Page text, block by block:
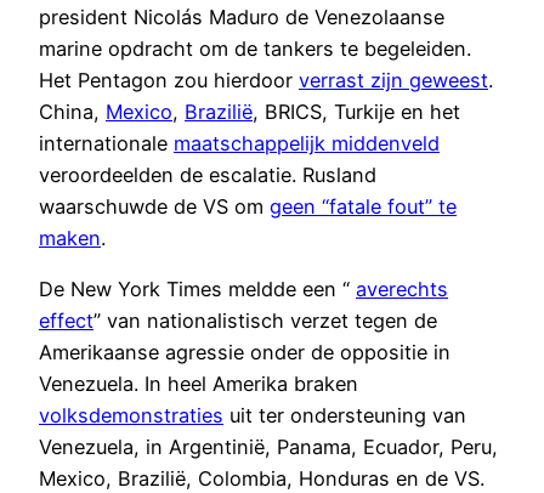
president Nicolás Maduro de Venezolaanse
marine opdracht om de tankers te begeleiden.
Het Pentagon zou hierdoor verrast zijn geweest.
China, Mexico, Brazilië, BRICS, Turkije en het
internationale maatschappelijk middenveld
veroordeelden de escalatie. Rusland
waarschuwde de VS om geen “fatale fout” te
maken.
De New York Times meldde een “ averechts
effect” van nationalistisch verzet tegen de
Amerikaanse agressie onder de oppositie in
Venezuela. In heel Amerika braken
volksdemonstraties uit ter ondersteuning van
Venezuela, in Argentinië, Panama, Ecuador, Peru,
Mexico, Brazilië, Colombia, Honduras en de VS.